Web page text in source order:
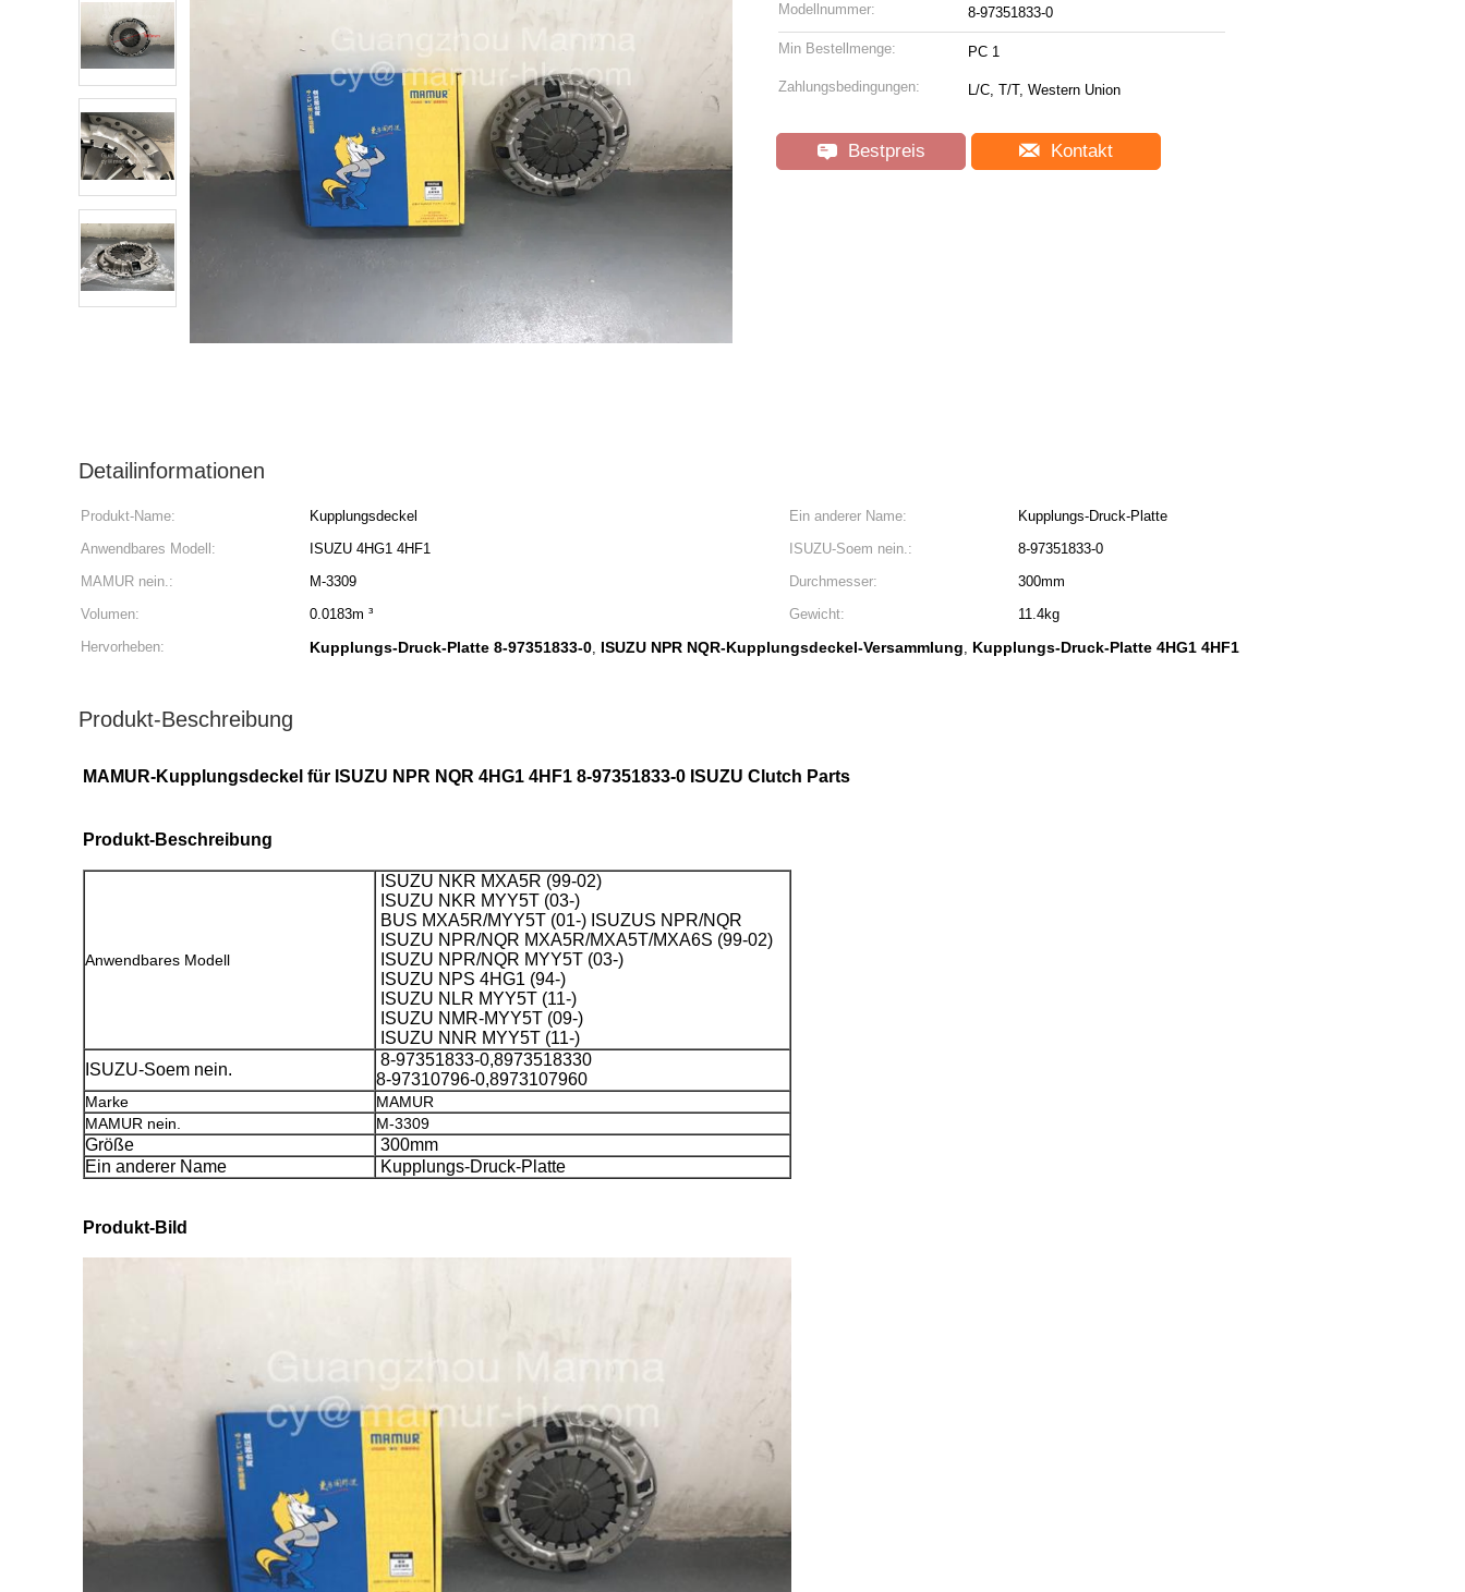
Modellnummer: 8-97351833-0
Min Bestellmenge: PC 1
Zahlungsbedingungen: L/C, T/T, Western Union
Bestpreis Kontakt
Detailinformationen
Produkt-Name: Kupplungsdeckel Ein anderer Name:
Kupplungs-Druck-Platte
Anwendbares Modell:
ISUZU 4HG1 4HF1 ISUZU-Soem nein.:
8-97351833-0
MAMUR nein.:
M-3309 Durchmesser:
300mm
Volumen:
0.0183m ³ Gewicht:
11.4kg
Hervorheben:
Kupplungs-Druck-Platte 8-97351833-0, ISUZU NPR NQR-Kupplungsdeckel-Versammlung, Kupplungs-Druck-Platte 4HG1 4HF1
Produkt-Beschreibung
MAMUR-Kupplungsdeckel für ISUZU NPR NQR 4HG1 4HF1 8-97351833-0 ISUZU Clutch Parts
Produkt-Beschreibung
Anwendbares Modell
ISUZU NKR MXA5R (99-02)
ISUZU NKR MYY5T (03-)
BUS MXA5R/MYY5T (01-) ISUZUS NPR/NQR
ISUZU NPR/NQR MXA5R/MXA5T/MXA6S (99-02)
ISUZU NPR/NQR MYY5T (03-)
ISUZU NPS 4HG1 (94-)
ISUZU NLR MYY5T (11-)
ISUZU NMR-MYY5T (09-)
ISUZU NNR MYY5T (11-)
ISUZU-Soem nein.
8-97351833-0,8973518330
8-97310796-0,8973107960
Marke
MAMUR
MAMUR nein.
M-3309
Größe
300mm
Ein anderer Name
Kupplungs-Druck-Platte
Produkt-Bild